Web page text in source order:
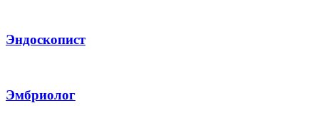
Эндоскопист
Эмбриолог